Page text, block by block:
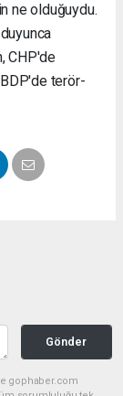
ne olduğuydu.
CHP'de
terör-
Gönder
gophaber.com